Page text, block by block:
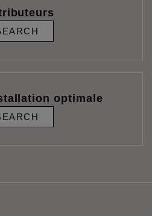
optimale